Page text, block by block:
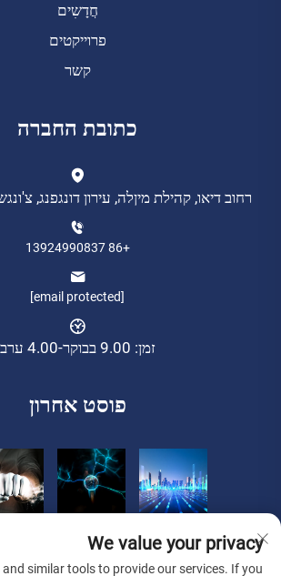
חֲדָשִים
פרוייקטים
קשר
כתובת החברה
רחוב דיאו, קהילת מיןלה, עירון דונגפנג,
+86 13924990837
[email protected]
זמן: 9.00 בבוקר-4.00 ערב
פוסט אחרון
We value your privacy
and similar tools to provide our services. If you